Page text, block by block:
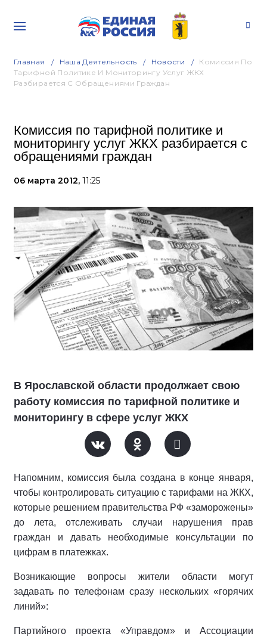
Главная Наша Деятельность Новости
Комиссия По
Тарифной Политике И Мониторингу Услуг ЖКХ
Разбирается С Обращениями Граждан
Комиссия по тарифной политике и
мониторингу услуг ЖКХ разбирается с
обращениями граждан
06 марта 2012, 11:25
В Ярославской области продолжает свою
работу комиссия по тарифной политике и
мониторингу в сфере услуг ЖКХ
Напомним, комиссия была создана в конце января,
чтобы контролировать ситуацию c тарифами на ЖКХ,
которые решением правительства РФ «заморожены»
до лета, отслеживать случаи нарушения прав
граждан и давать необходимые консультации по
цифрам в платежках.
Возникающие вопросы жители области могут
задавать по телефонам сразу нескольких «горячих
линий»:
Партийного проекта «Управдом» и Ассоциации